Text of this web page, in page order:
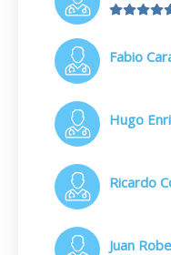
Fabio
Hugo
Ricardo
Juan